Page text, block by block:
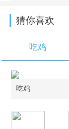
猜你喜欢
吃鸡
吃鸡